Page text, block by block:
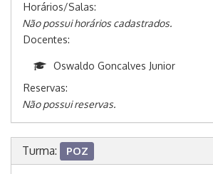
Horários/Salas:
Não possui horários cadastrados.
Docentes:
Oswaldo Goncalves Junior
Reservas:
Não possui reservas.
Turma: POZ